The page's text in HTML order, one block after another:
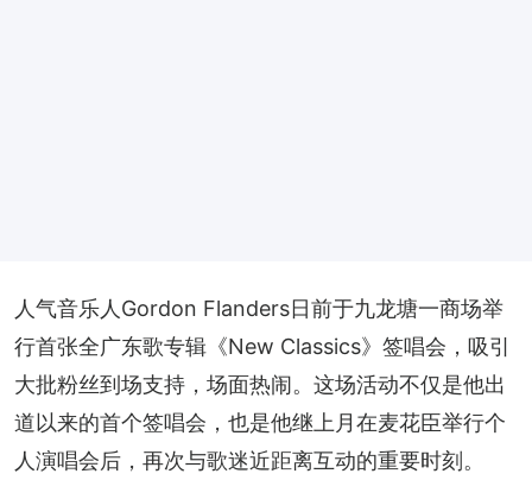
人气音乐人Gordon Flanders日前于九龙塘一商场举
行首张全广东歌专辑《New Classics》签唱会，吸引
大批粉丝到场支持，场面热闹。这场活动不仅是他出
道以来的首个签唱会，也是他继上月在麦花臣举行个
人演唱会后，再次与歌迷近距离互动的重要时刻。